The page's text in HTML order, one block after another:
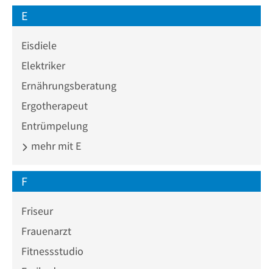
E
Eisdiele
Elektriker
Ernährungsberatung
Ergotherapeut
Entrümpelung
mehr mit E
F
Friseur
Frauenarzt
Fitnessstudio